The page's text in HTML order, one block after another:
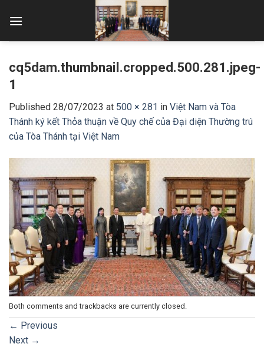
cq5dam.thumbnail.cropped.500.281.jpeg-
1
Published 28/07/2023 at 500 × 281 in Việt Nam và Tòa
Thánh ký kết Thỏa thuận về Quy chế của Đại diện Thường trú
của Tòa Thánh tại Việt Nam
Both comments and trackbacks are currently closed.
← Previous
Next →